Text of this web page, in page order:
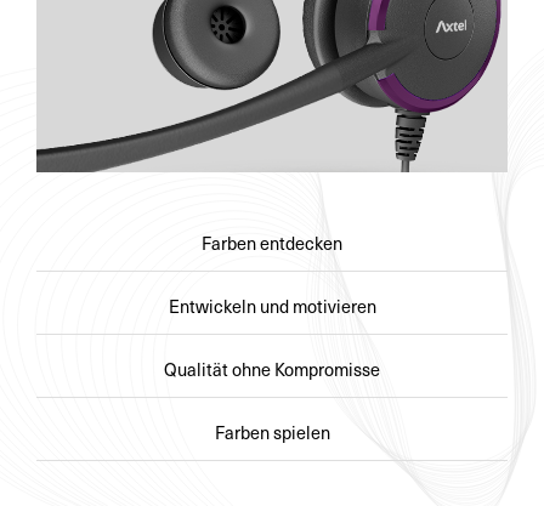
Farben entdecken
Entwickeln und motivieren
Qualität ohne Kompromisse
Farben spielen